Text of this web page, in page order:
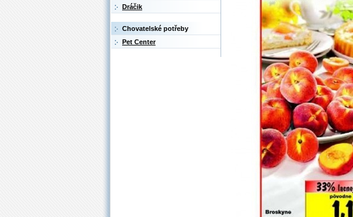
Dráčik
Chovatelské potřeby
Pet Center